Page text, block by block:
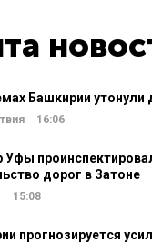
Башкирии утонули
16:06
Уфы
дорог в Затоне
15:08
прогнозируется